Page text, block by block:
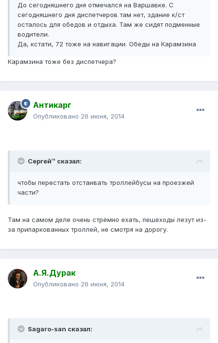
До сегодняшнего дня отмечался на Варшавке. С
сегодняшнего дня диспетчеров там нет, здание к/ст
осталось для обедов и отдыха. Там же сидят подменные
водители.
Да, кстати, 72 тоже на навигации. Обеды на Карамзина
Карамзина тоже без диспетчера?
Антикарг
Опубликовано 26 июня, 2014
Сергей™ сказал:
чтобы перестать отстаивать троллейбусы на проезжей
части?
Там на самом деле очень стрёмно ехать, пешеходы лезут из-
за припаркованных троллей, не смотря на дорогу.
А.Я.Дурак
Опубликовано 26 июня, 2014
Sagaro-san сказал: